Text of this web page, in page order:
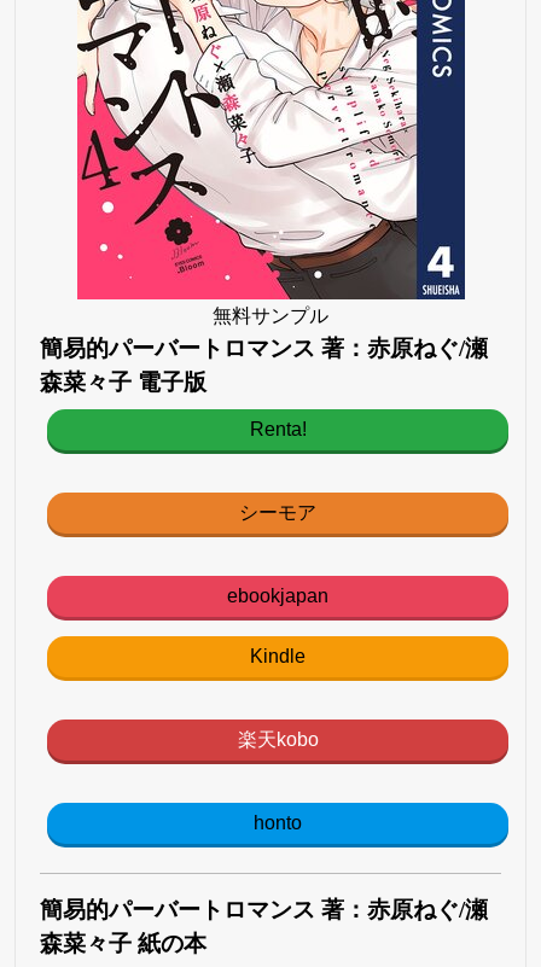
無料サンプル
簡易的パーバートロマンス 著：赤原ねぐ/瀬
森菜々子 電子版
Renta!
シーモア
ebookjapan
Kindle
楽天kobo
honto
簡易的パーバートロマンス 著：赤原ねぐ/瀬
森菜々子 紙の本